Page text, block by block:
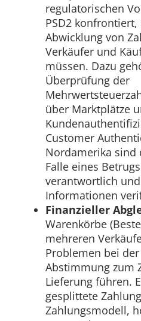
regulatorischen
PSD2
Abwicklung von
Verkäufer und
müssen. Dazu
Überprüfung der
über Marktplätze
Customer
Nordamerika sind
Falle eines
verantwortlich
Informationen
Finanzieller
Warenkörbe
mehreren
Problemen bei
Abstimmung zum
Lieferung führen.
gesplittete
Zahlungsmodell,